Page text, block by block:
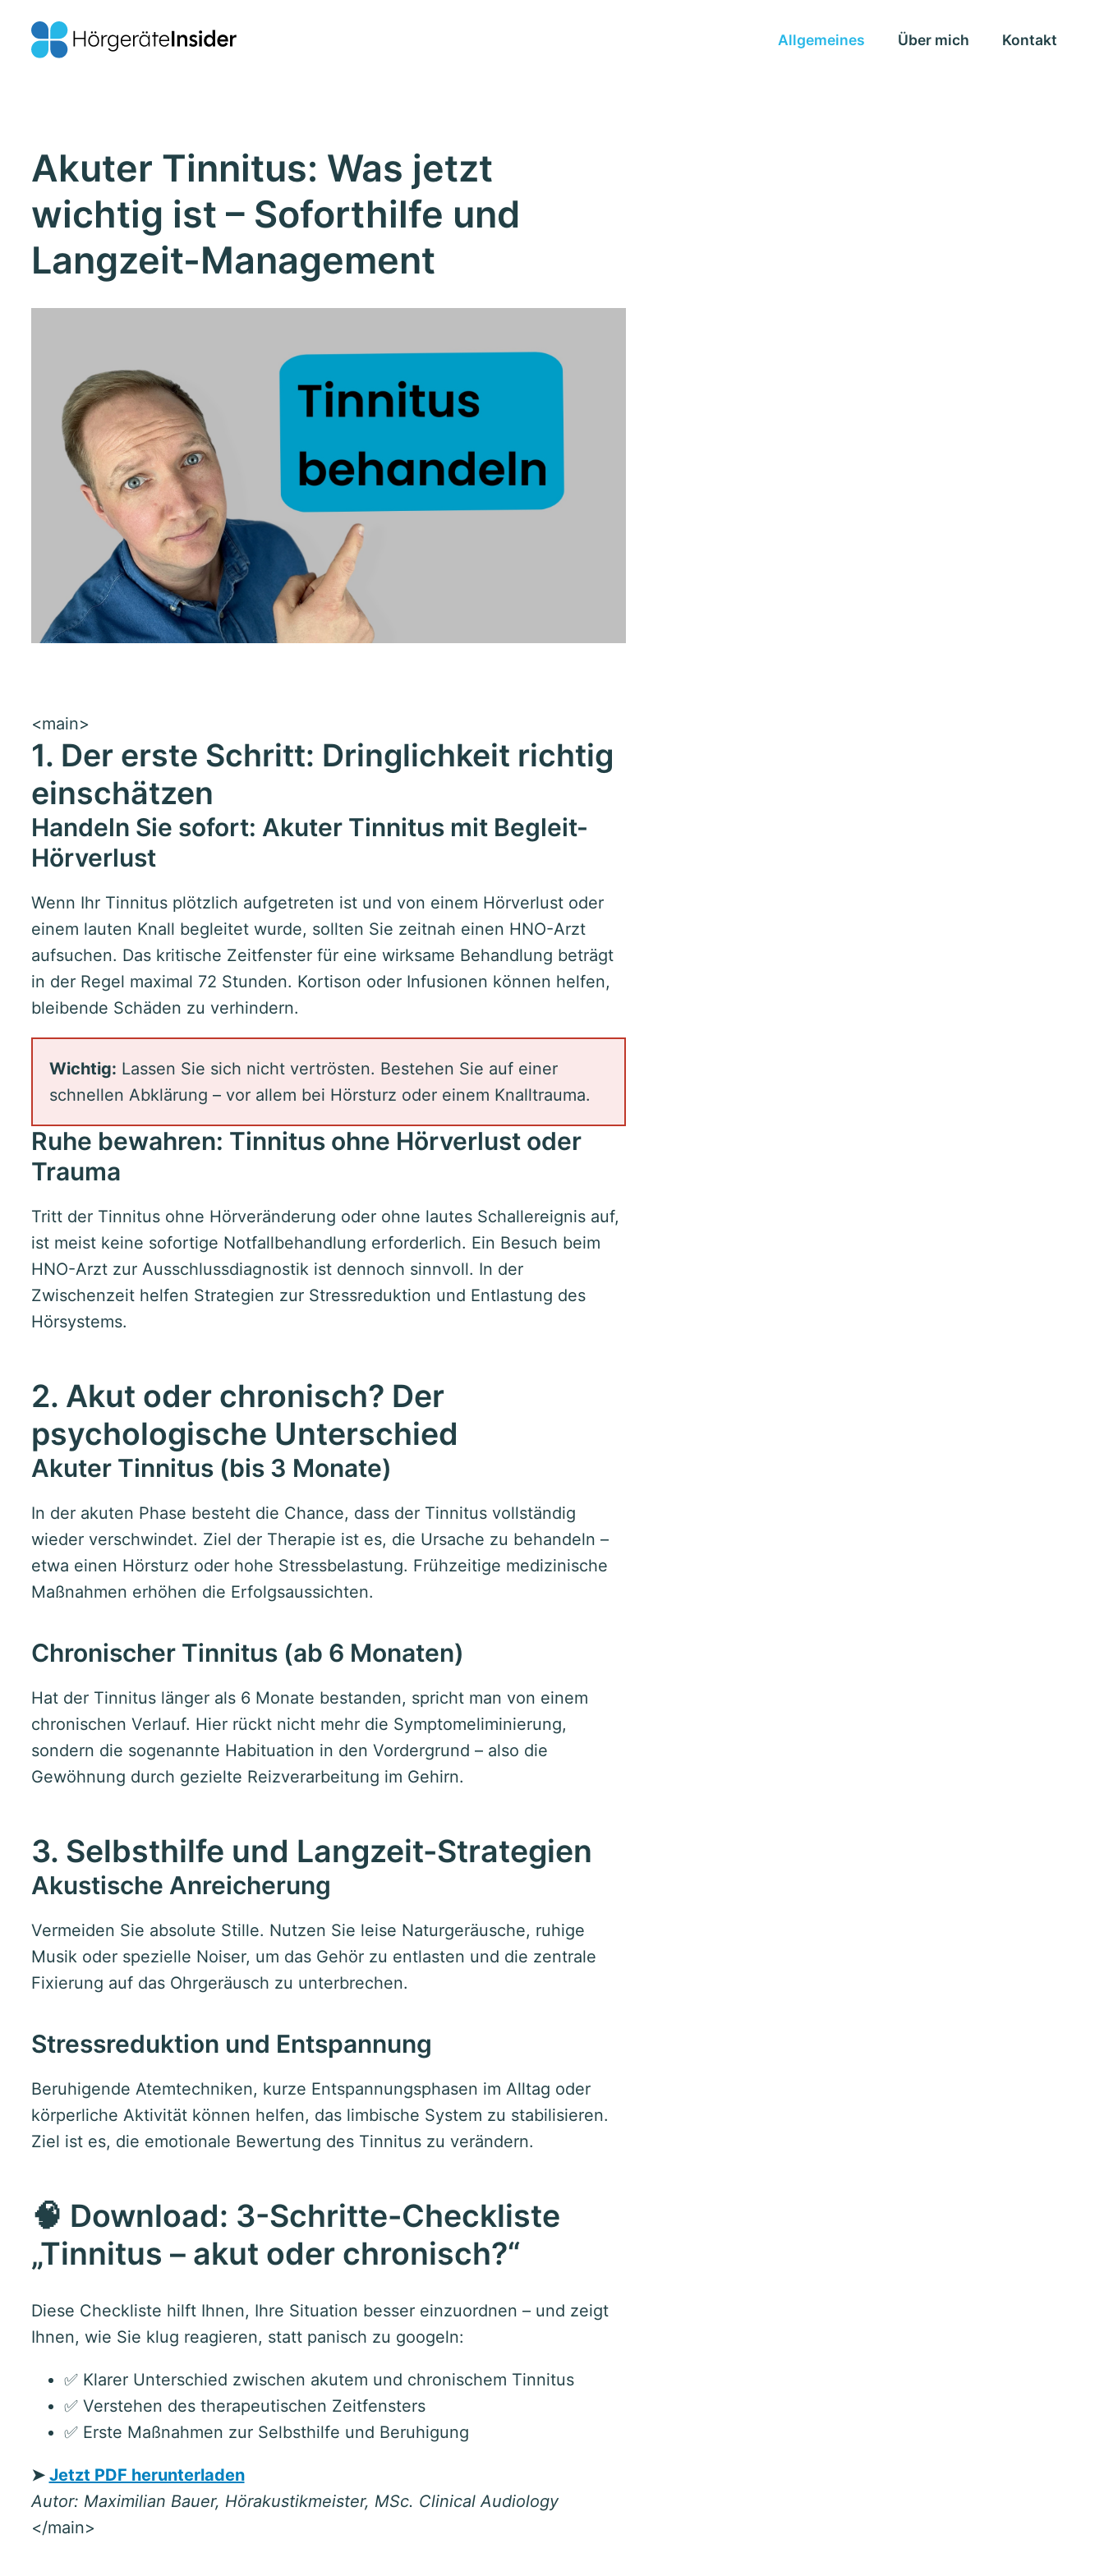
Allgemeines Über mich Kontakt
Akuter Tinnitus: Was jetzt
wichtig ist – Soforthilfe und
Langzeit-Management
<main>
1. Der erste Schritt: Dringlichkeit richtig
einschätzen
Handeln Sie sofort: Akuter Tinnitus mit Begleit-
Hörverlust
Wenn Ihr Tinnitus plötzlich aufgetreten ist und von einem Hörverlust oder
einem lauten Knall begleitet wurde, sollten Sie zeitnah einen HNO-Arzt
aufsuchen. Das kritische Zeitfenster für eine wirksame Behandlung beträgt
in der Regel maximal 72 Stunden. Kortison oder Infusionen können helfen,
bleibende Schäden zu verhindern.
Wichtig: Lassen Sie sich nicht vertrösten. Bestehen Sie auf einer
schnellen Abklärung – vor allem bei Hörsturz oder einem Knalltrauma.
Ruhe bewahren: Tinnitus ohne Hörverlust oder
Trauma
Tritt der Tinnitus ohne Hörveränderung oder ohne lautes Schallereignis auf,
ist meist keine sofortige Notfallbehandlung erforderlich. Ein Besuch beim
HNO-Arzt zur Ausschlussdiagnostik ist dennoch sinnvoll. In der
Zwischenzeit helfen Strategien zur Stressreduktion und Entlastung des
Hörsystems.
2. Akut oder chronisch? Der
psychologische Unterschied
Akuter Tinnitus (bis 3 Monate)
In der akuten Phase besteht die Chance, dass der Tinnitus vollständig
wieder verschwindet. Ziel der Therapie ist es, die Ursache zu behandeln –
etwa einen Hörsturz oder hohe Stressbelastung. Frühzeitige medizinische
Maßnahmen erhöhen die Erfolgsaussichten.
Chronischer Tinnitus (ab 6 Monaten)
Hat der Tinnitus länger als 6 Monate bestanden, spricht man von einem
chronischen Verlauf. Hier rückt nicht mehr die Symptomeliminierung,
sondern die sogenannte Habituation in den Vordergrund – also die
Gewöhnung durch gezielte Reizverarbeitung im Gehirn.
3. Selbsthilfe und Langzeit-Strategien
Akustische Anreicherung
Vermeiden Sie absolute Stille. Nutzen Sie leise Naturgeräusche, ruhige
Musik oder spezielle Noiser, um das Gehör zu entlasten und die zentrale
Fixierung auf das Ohrgeräusch zu unterbrechen.
Stressreduktion und Entspannung
Beruhigende Atemtechniken, kurze Entspannungsphasen im Alltag oder
körperliche Aktivität können helfen, das limbische System zu stabilisieren.
Ziel ist es, die emotionale Bewertung des Tinnitus zu verändern.
🧠 Download: 3-Schritte-Checkliste
„Tinnitus – akut oder chronisch?“
Diese Checkliste hilft Ihnen, Ihre Situation besser einzuordnen – und zeigt
Ihnen, wie Sie klug reagieren, statt panisch zu googeln:
✅ Klarer Unterschied zwischen akutem und chronischem Tinnitus
✅ Verstehen des therapeutischen Zeitfensters
✅ Erste Maßnahmen zur Selbsthilfe und Beruhigung
➤ Jetzt PDF herunterladen
Autor: Maximilian Bauer, Hörakustikmeister, MSc. Clinical Audiology
</main>